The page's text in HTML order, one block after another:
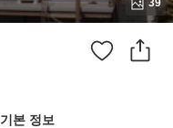
기본 정보